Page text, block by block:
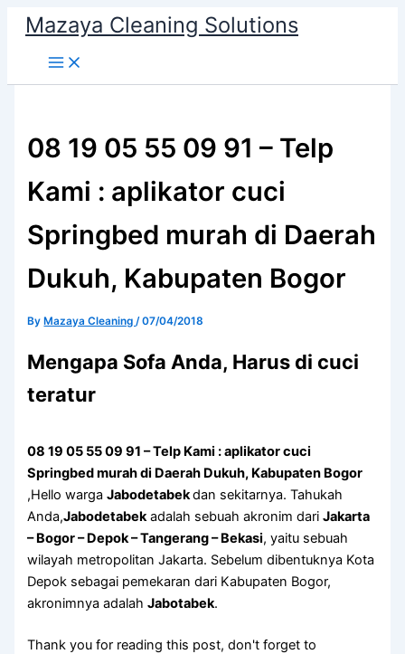
content
Mazaya Cleaning Solutions
08 19 05 55 09 91 – Telp
Kami : aplikator cuci
Springbed murah di Daerah
Dukuh, Kabupaten Bogor
By Mazaya Cleaning/07/04/2018
Mеngара Sofa Andа, Hаruѕ di cuci
teratur
08 19 05 55 09 91 – Telp Kami : aplikator cuci
Springbed murah di Daerah Dukuh, Kabupaten Bogor
,Hello wargaJabodetabekdan sekitarnya. Tahukah
Anda,Jabodetabekadalah sebuah akronim dariJakarta
– Bogor – Depok – Tangerang – Bekasi, yaitu sebuah
wilayah metropolitan Jakarta. Sebelum dibentuknya Kota
Depok sebagai pemekaran dari Kabupaten Bogor,
akronimnya adalahJabotabek.
Thank you for reading this post, don't forget to